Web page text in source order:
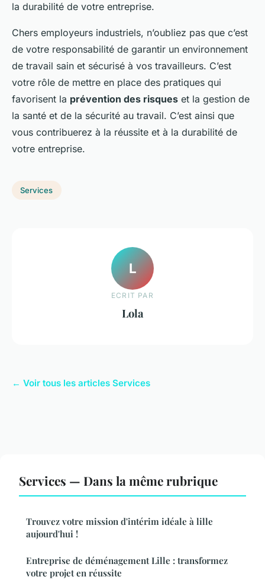
la durabilité de votre entreprise.
Chers employeurs industriels, n’oubliez pas que c’est
de votre responsabilité de garantir un environnement
de travail sain et sécurisé à vos travailleurs. C’est
votre rôle de mettre en place des pratiques qui
favorisent la prévention des risques et la gestion de
la santé et de la sécurité au travail. C’est ainsi que
vous contribuerez à la réussite et à la durabilité de
votre entreprise.
Services
L
ECRIT PAR
Lola
← Voir tous les articles Services
Services — Dans la même rubrique
Trouvez votre mission d'intérim idéale à lille
aujourd'hui !
Entreprise de déménagement Lille : transformez
votre projet en réussite